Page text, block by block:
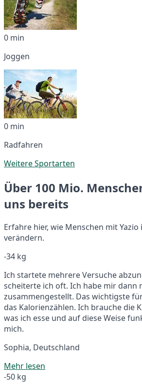
0 min
Joggen
0 min
Radfahren
Weitere Sportarten
Über 100 Mio.
uns bereits
Erfahre hier, wie Menschen mit Yazio
verändern.
-34 kg
Ich startete mehrere Versuche
scheiterte ich oft. Ich habe mir dann
zusammengestellt. Das wichtigste
das Kalorienzählen. Ich brauche die
was ich esse und auf diese Weise
mich.
Sophia, Deutschland
Mehr lesen
-50 kg